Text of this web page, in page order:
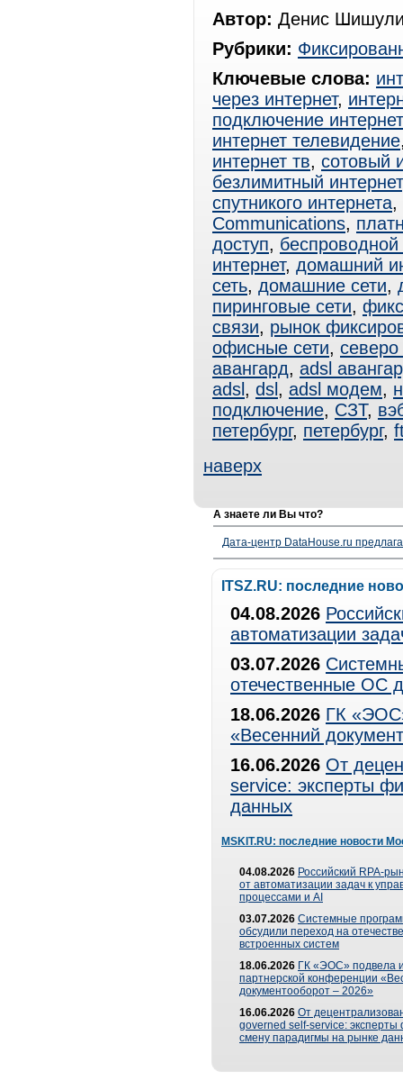
Автор: Денис
Рубрики:
Ключевые слова:
через интернет,
подключение
интернет телевидение
интернет тв, сотовый
безлимитный интернет
спутникого интернета,
Communications,
доступ, беспроводной
интернет, домашний
сеть, домашние сети,
пиринговые сети,
связи, рынок
офисные сети,
авангард, adsl
adsl , dsl , adsl модем,
подключение, СЗТ,
петербург, петербург,
наверх
А знаете ли Вы что?
Дата-центр DataHouse.ru
ITSZ.RU: последние
04.08.2026
автоматизации
03.07.2026
отечественные ОС
18.06.2026 ГК
«Весенний
16.06.2026 От
service: эксперты
данных
MSKIT.RU: последние новости
04.08.2026 Российский RPA-
от автоматизации задач к
процессами и AI
03.07.2026 Системные
обсудили переход на
встроенных систем
18.06.2026 ГК «ЭОС» подвела
партнерской конференции
документооборот – 2026»
16.06.2026 От
governed self-service: эксперты
смену парадигмы на рынке